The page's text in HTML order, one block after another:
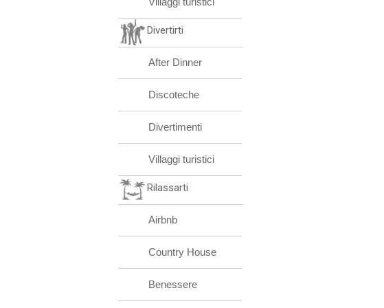
Divertirti
After Dinner
Discoteche
Divertimenti
Villaggi turistici
Rilassarti
Airbnb
Country House
Benessere